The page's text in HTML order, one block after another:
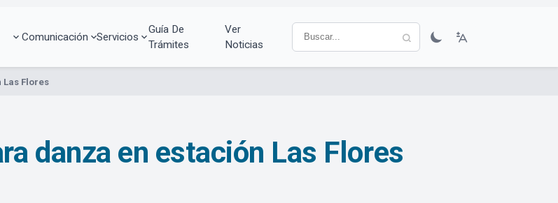
Comunicación Servicios
Guía De
Trámites
Ver
Noticias
Las Flores
danza en estación Las Flores